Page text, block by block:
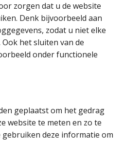
zorgen dat u de website
Denk bijvoorbeeld aan
zodat u niet elke
het sluiten van de
onder functionele
geplaatst om het gedrag
website te meten en zo te
gebruiken deze informatie om